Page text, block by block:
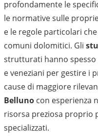
profondamente le
le normative sulle
e le regole particolari
comuni dolomitici. Gli
strutturati hanno spesso
e veneziani per gestire i
cause di maggiore
Belluno con esperienza
risorsa preziosa proprio
specializzati.